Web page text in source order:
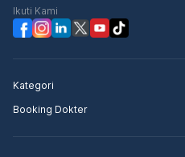
Ikuti Kami
Kategori
Booking Dokter